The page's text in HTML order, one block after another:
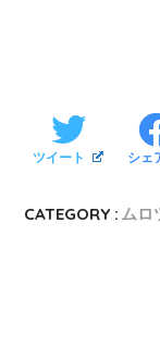
ツイート シェ
CATEGORY : ムロ